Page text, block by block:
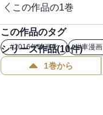
この作品の1巻
この作品のタグ
#2016年映画化 #車漫画
シリーズ作品(10件)
1巻から